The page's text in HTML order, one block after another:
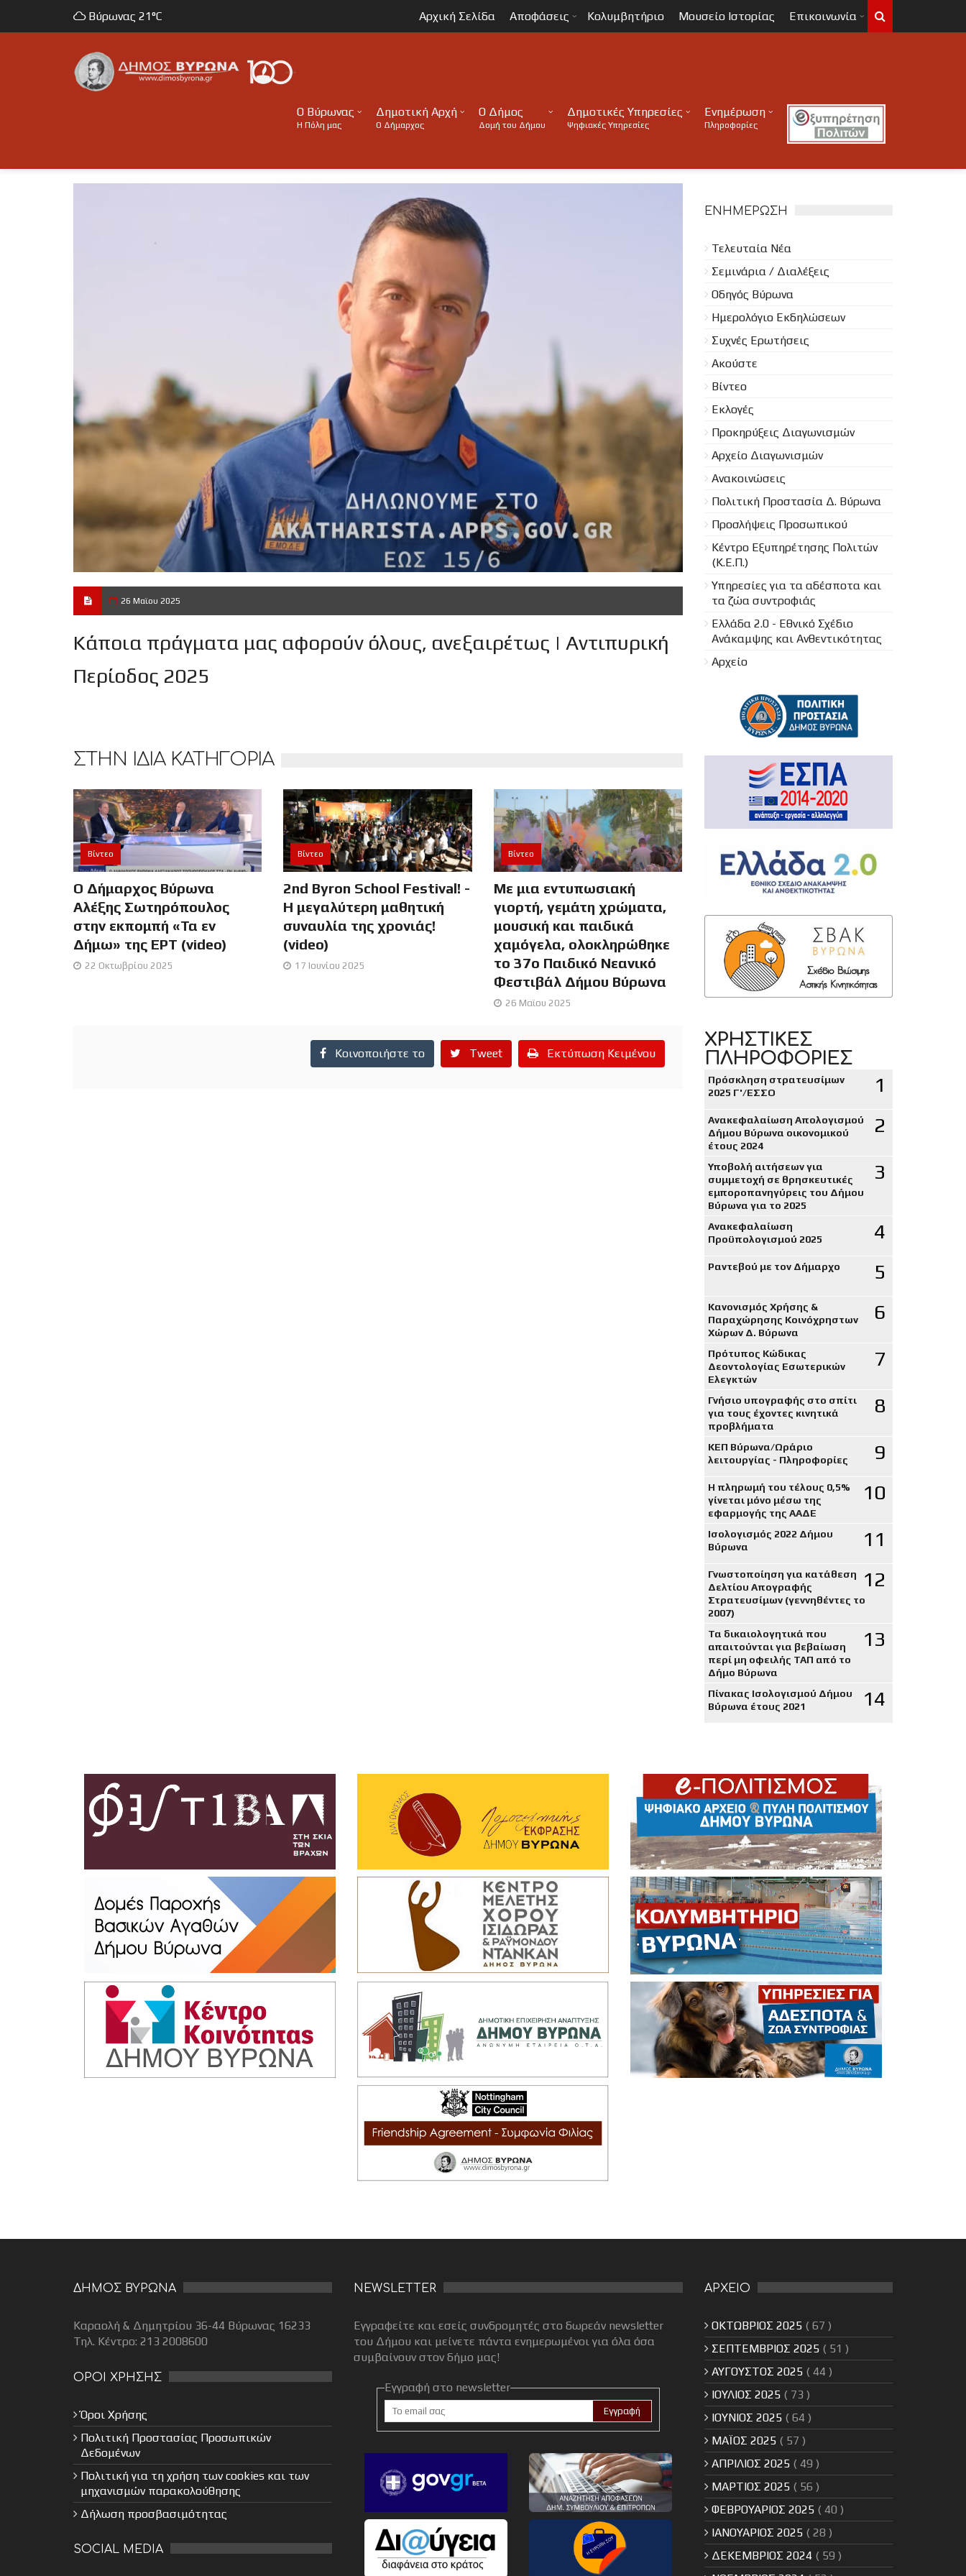
Βύρωνας 21°C Αρχική Σελίδα Αποφάσεις Κολυμβητήριο Μουσείο Ιστορίας Επικοινωνία
Ο Βύρωνας
Η Πόλη μας
Δημοτική Αρχή
Ο Δήμαρχος
Ο Δήμος
Δομή του Δήμου
Δημοτικές Υπηρεσίες
Ψηφιακές Υπηρεσίες
Ενημέρωση
Πληροφορίες
26 Μαϊου 2025
Κάποια πράγματα μας αφορούν όλους, ανεξαιρέτως | Αντιπυρική
Περίοδος 2025
ΣΤΗΝ ΙΔΙΑ ΚΑΤΗΓΟΡΙΑ
Βίντεο
Ο Δήμαρχος Βύρωνα
Αλέξης Σωτηρόπουλος
στην εκπομπή «Τα εν
Δήμω» της ΕΡΤ (video)
22 Οκτωβρίου 2025
Βίντεο
2nd Byron School Festival! -
Η μεγαλύτερη μαθητική
συναυλία της χρονιάς!
(video)
17 Ιουνίου 2025
Βίντεο
Με μια εντυπωσιακή
γιορτή, γεμάτη χρώματα,
μουσική και παιδικά
χαμόγελα, ολοκληρώθηκε
το 37ο Παιδικό Νεανικό
Φεστιβάλ Δήμου Βύρωνα
26 Μαϊου 2025
Κοινοποιήστε το Tweet Εκτύπωση Κειμένου
ΕΝΗΜΈΡΩΣΗ
Τελευταία Νέα
Σεμινάρια / Διαλέξεις
Οδηγός Βύρωνα
Ημερολόγιο Εκδηλώσεων
Συχνές Ερωτήσεις
Ακούστε
Βίντεο
Εκλογές
Προκηρύξεις Διαγωνισμών
Aρχείο Διαγωνισμών
Ανακοινώσεις
Πολιτική Προστασία Δ. Βύρωνα
Προσλήψεις Προσωπικού
Κέντρο Εξυπηρέτησης Πολιτών
(Κ.Ε.Π.)
Υπηρεσίες για τα αδέσποτα και
τα ζώα συντροφιάς
Ελλάδα 2.0 - Εθνικό Σχέδιο
Ανάκαμψης και Ανθεντικότητας
Αρχείο
ΧΡΗΣΤΙΚΕΣ
ΠΛΗΡΟΦΟΡΙΕΣ
Πρόσκληση στρατευσίμων
2025 Γ'/ΕΣΣΟ
1
Ανακεφαλαίωση Απολογισμού
Δήμου Βύρωνα οικονομικού
έτους 2024
2
Υποβολή αιτήσεων για
συμμετοχή σε θρησκευτικές
εμποροπανηγύρεις του Δήμου
Βύρωνα για το 2025
3
Ανακεφαλαίωση
Προϋπολογισμού 2025
4
Ραντεβού με τον Δήμαρχο 5
Κανονισμός Χρήσης &
Παραχώρησης Κοινόχρηστων
Χώρων Δ. Βύρωνα
6
Πρότυπος Κώδικας
Δεοντολογίας Εσωτερικών
Ελεγκτών
7
Γνήσιο υπογραφής στο σπίτι
για τους έχοντες κινητικά
προβλήματα
8
ΚΕΠ Βύρωνα/Ωράριο
λειτουργίας - Πληροφορίες
9
Η πληρωμή του τέλους 0,5%
γίνεται μόνο μέσω της
εφαρμογής της ΑΑΔΕ
10
Ισολογισμός 2022 Δήμου
Βύρωνα
11
Γνωστοποίηση για κατάθεση
Δελτίου Απογραφής
Στρατευσίμων (γεννηθέντες το
2007)
12
Τα δικαιολογητικά που
απαιτούνται για βεβαίωση
περί μη οφειλής ΤΑΠ από το
Δήμο Βύρωνα
13
Πίνακας Ισολογισμού Δήμου
Βύρωνα έτους 2021
14
ΔΗΜΟΣ ΒΥΡΩΝΑ
Καραολή & Δημητρίου 36-44 Βύρωνας 16233
Τηλ. Κέντρο: 213 2008600
ΟΡΟΙ ΧΡΗΣΗΣ
Όροι Χρήσης
Πολιτική Προστασίας Προσωπικών
Δεδομένων
Πολιτική για τη χρήση των cookies και των
μηχανισμών παρακολούθησης
Δήλωση προσβασιμότητας
SOCIAL MEDIA
NEWSLETTER
Εγγραφείτε και εσείς συνδρομητές στο δωρεάν newsletter
του Δήμου και μείνετε πάντα ενημερωμένοι για όλα όσα
συμβαίνουν στον δήμο μας!
Εγγραφή στο newsletter
ΑΡΧΕΙΟ
ΟΚΤΩΒΡΙΟΣ 2025 ( 67 )
ΣΕΠΤΕΜΒΡΙΟΣ 2025 ( 51 )
ΑΥΓΟΥΣΤΟΣ 2025 ( 44 )
ΙΟΥΛΙΟΣ 2025 ( 73 )
ΙΟΥΝΙΟΣ 2025 ( 64 )
ΜΑΪΟΣ 2025 ( 57 )
ΑΠΡΙΛΙΟΣ 2025 ( 49 )
ΜΑΡΤΙΟΣ 2025 ( 56 )
ΦΕΒΡΟΥΑΡΙΟΣ 2025 ( 40 )
ΙΑΝΟΥΑΡΙΟΣ 2025 ( 28 )
ΔΕΚΕΜΒΡΙΟΣ 2024 ( 59 )